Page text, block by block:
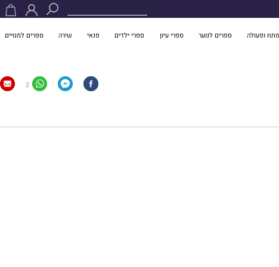
מתח ופעולה ספרים לנוער ספרי עיון ספרי ילדים פנאי שירה ספרים למנויים
2